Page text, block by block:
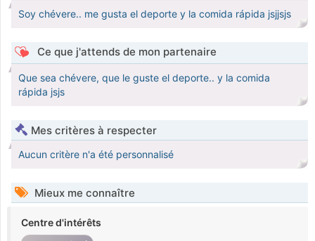
Soy chévere.. me gusta el deporte y la comida rápida jsjjsjs
Ce que j'attends de mon partenaire
Que sea chévere, que le guste el deporte.. y la comida
rápida jsjs
Mes critères à respecter
Aucun critère n'a été personnalisé
Mieux me connaître
Centre d'intérêts